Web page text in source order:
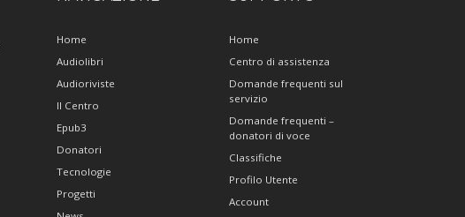
Home
Audiolibri
Audioriviste
Il Centro
Epub3
Donatori
Tecnologie
Progetti
Home
Centro di assistenza
Domande frequenti sul
servizio
Domande frequenti –
donatori di voce
Classifiche
Profilo Utente
Account